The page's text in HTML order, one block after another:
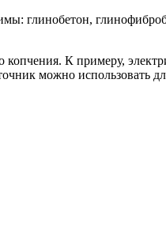
глинобетон,
К примеру,
можно использовать